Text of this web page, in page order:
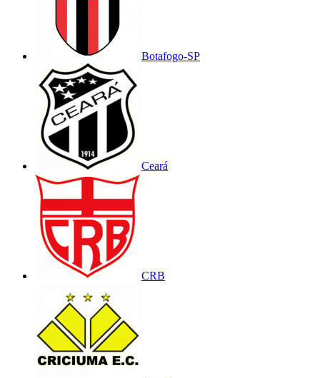
Botafogo-SP
Ceará
CRB